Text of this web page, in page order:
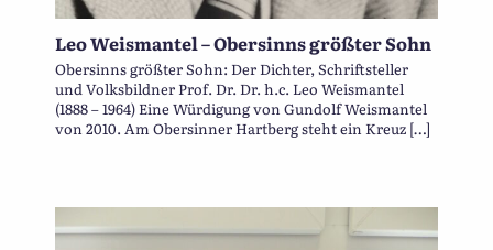
Leo Weismantel – Obersinns größter Sohn
Obersinns größter Sohn: Der Dichter, Schriftsteller
und Volksbildner Prof. Dr. Dr. h.c. Leo Weismantel
(1888 – 1964) Eine Würdigung von Gundolf Weismantel
von 2010. Am Obersinner Hartberg steht ein Kreuz […]